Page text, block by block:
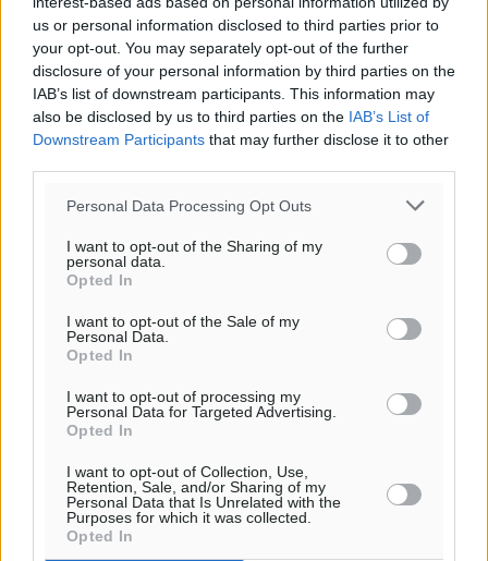
us or personal information disclosed to third parties prior to
your opt-out. You may separately opt-out of the further
disclosure of your personal information by third parties on the
IAB’s list of downstream participants. This information may
also be disclosed by us to third parties on the IAB’s List of
Downstream Participants that may further disclose it to other
Personal Data Processing Opt Outs
I want to opt-out of the Sharing of my
personal data.
Opted In
I want to opt-out of the Sale of my
Personal Data.
Opted In
I want to opt-out of processing my
Personal Data for Targeted Advertising.
Opted In
I want to opt-out of Collection, Use,
Retention, Sale, and/or Sharing of my
Personal Data that Is Unrelated with the
Purposes for which it was collected.
Opted In
Την άρση των εμποδίων για την άμεση λειτουργία του
βρεφονηπιακού σταθμού στην Κάσο, ζητά ο Μάνος
Κόνσολας
Τοπικές Ειδήσεις• πριν 21 λεπτά
Κλειστή αύριο βράδυ η παραλιακή οδός στο λιμάνι της